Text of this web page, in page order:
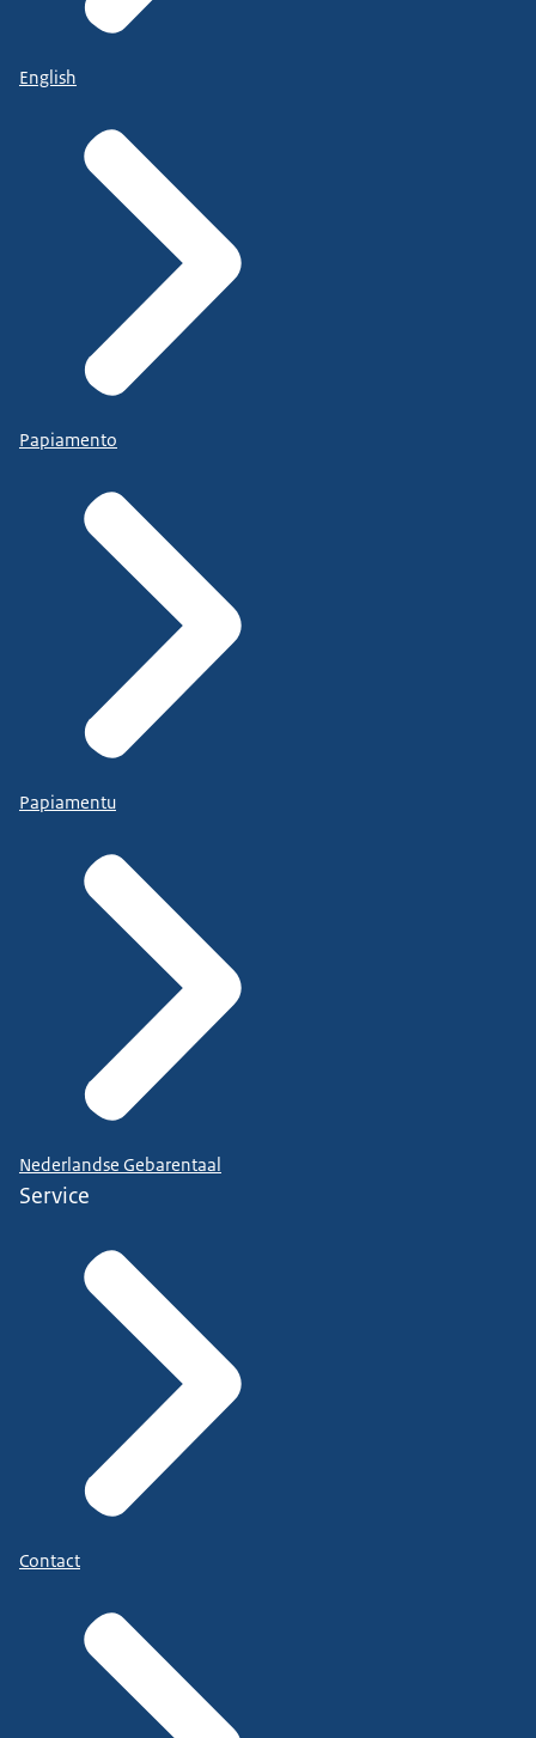
English
Papiamento
Papiamentu
Nederlandse Gebarentaal
Service
Contact